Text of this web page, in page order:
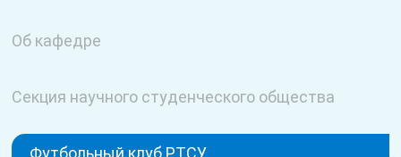
Об кафедре
Секция научного студенческого общества
Футбольный клуб РТСУ